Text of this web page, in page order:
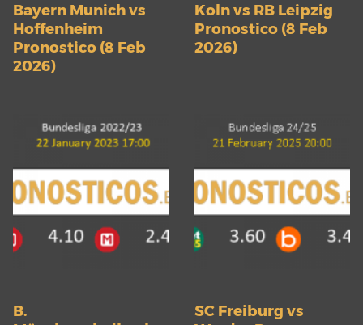
Bayern Munich vs
Hoffenheim
Pronostico (8 Feb
2026)
Koln vs RB Leipzig
Pronostico (8 Feb
2026)
B.
SC Freiburg vs